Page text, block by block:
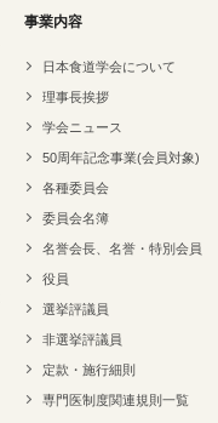
事業内容
日本食道学会について
理事長挨拶
学会ニュース
50周年記念事業(会員対象)
各種委員会
委員会名簿
名誉会長、名誉・特別会員
役員
選挙評議員
非選挙評議員
定款・施行細則
専門医制度関連規則一覧